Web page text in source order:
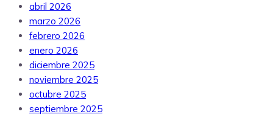
abril 2026
marzo 2026
febrero 2026
enero 2026
diciembre 2025
noviembre 2025
octubre 2025
septiembre 2025